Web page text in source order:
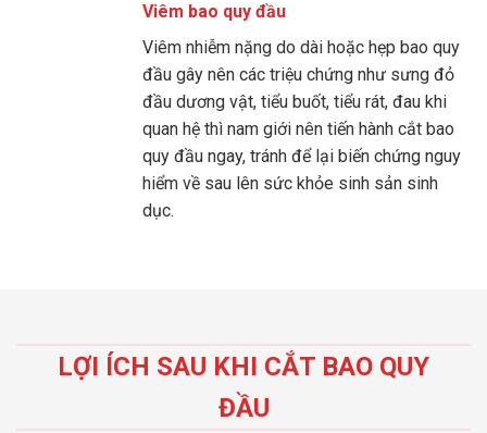
Viêm bao quy đầu
Viêm nhiễm nặng do dài hoặc hẹp bao quy
đầu gây nên các triệu chứng như sưng đỏ
đầu dương vật, tiểu buốt, tiểu rát, đau khi
quan hệ thì nam giới nên tiến hành cắt bao
quy đầu ngay, tránh để lại biến chứng nguy
hiểm về sau lên sức khỏe sinh sản sinh
dục.
LỢI ÍCH SAU KHI CẮT BAO QUY
ĐẦU